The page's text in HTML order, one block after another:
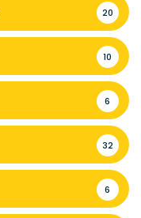
20
10
6
32
6